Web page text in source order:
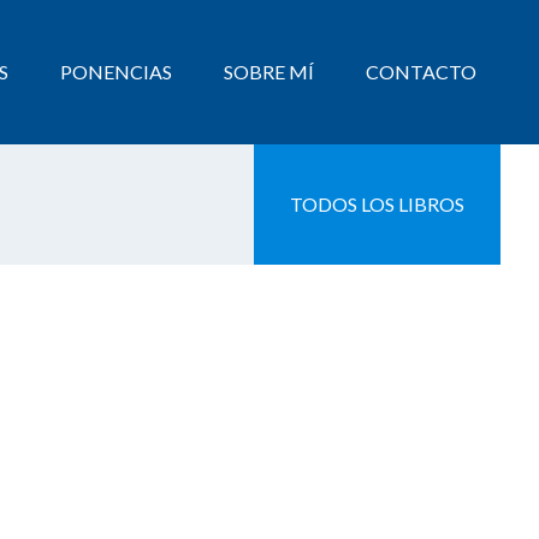
PONENCIAS SOBRE MÍ CONTACTO
TODOS LOS LIBROS